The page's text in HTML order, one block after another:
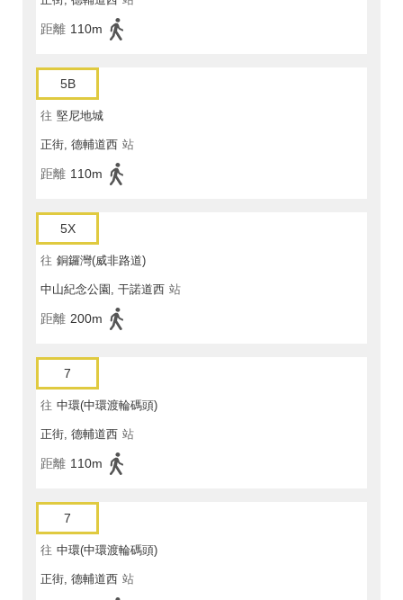
距離 110m
5B
往 堅尼地城
正街, 德輔道西 站
距離 110m
5X
往 銅鑼灣(威非路道)
中山紀念公園, 干諾道西 站
距離 200m
7
往 中環(中環渡輪碼頭)
正街, 德輔道西 站
距離 110m
7
往 中環(中環渡輪碼頭)
正街, 德輔道西 站